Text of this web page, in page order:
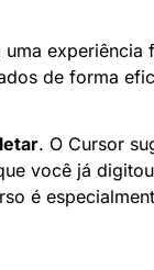
experiência
de forma
. O Cursor
você já
é